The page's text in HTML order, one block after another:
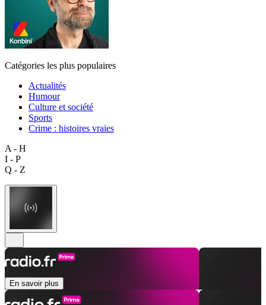
Catégories les plus populaires
Actualités
Humour
Culture et société
Sports
Crime : histoires vraies
A - H
I - P
Q - Z
En savoir plus